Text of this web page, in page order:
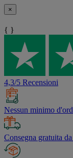
×
{ }
4,3/5 Recensioni
Nessun minimo
Consegna gratuita